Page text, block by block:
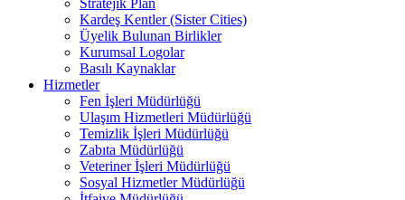
Stratejik Plan
Kardeş Kentler (Sister Cities)
Üyelik Bulunan Birlikler
Kurumsal Logolar
Basılı Kaynaklar
Hizmetler
Fen İşleri Müdürlüğü
Ulaşım Hizmetleri Müdürlüğü
Temizlik İşleri Müdürlüğü
Zabıta Müdürlüğü
Veteriner İşleri Müdürlüğü
Sosyal Hizmetler Müdürlüğü